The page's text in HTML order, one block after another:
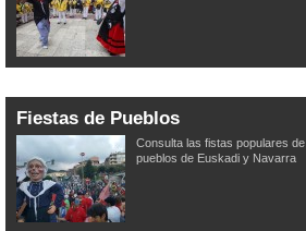
Fiestas de Pueblos
Consulta las fistas populares de
pueblos de Euskadi y Navarra